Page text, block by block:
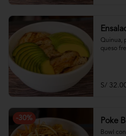
Quinua,
queso
S/
-30% Poke
Bowl